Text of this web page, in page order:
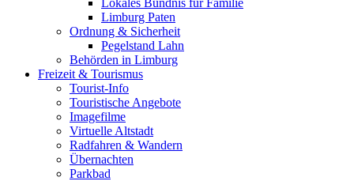
Lokales Bündnis für Familie
Limburg Paten
Ordnung & Sicherheit
Pegelstand Lahn
Behörden in Limburg
Freizeit & Tourismus
Tourist-Info
Touristische Angebote
Imagefilme
Virtuelle Altstadt
Radfahren & Wandern
Übernachten
Parkbad